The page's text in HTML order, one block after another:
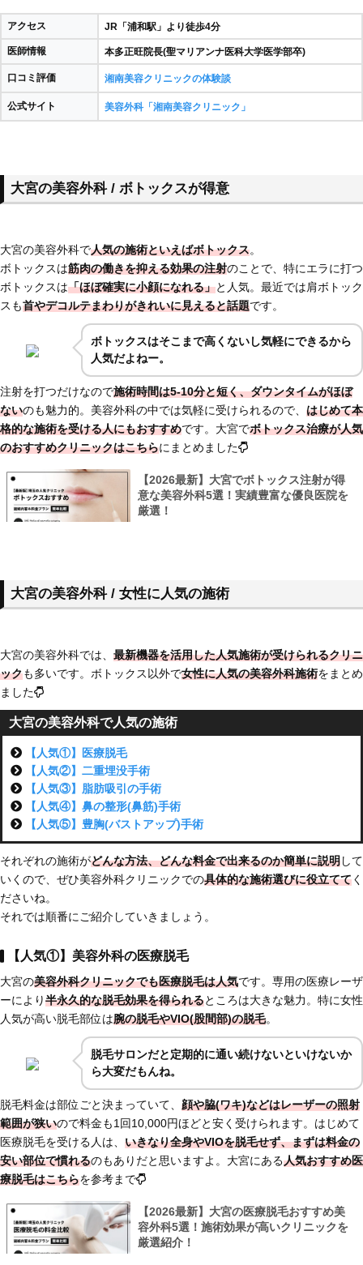
アクセス JR「浦和駅」より徒歩4分
医師情報 本多正旺院長(聖マリアンナ医科大学医学部卒)
口コミ評価 湘南美容クリニックの体験談
公式サイト 美容外科「湘南美容クリニック」
大宮の美容外科 / ボトックスが得意
大宮の美容外科で人気の施術といえばボトックス。
ボトックスは筋肉の働きを抑える効果の注射のことで、特にエラに打つ
ボトックスは「ほぼ確実に小顔になれる」と人気。最近では肩ボトック
スも首やデコルテまわりがきれいに見えると話題です。
ボトックスはそこまで高くないし気軽にできるから
人気だよねー。
注射を打つだけなので施術時間は5-10分と短く、ダウンタイムがほぼ
ないのも魅力的。美容外科の中では気軽に受けられるので、 はじめて本
格的な施術を受ける人にもおすすめです。大宮でボトックス治療が人気
のおすすめクリニックはこちらにまとめました
【2026最新】大宮でボトックス注射が得
意な美容外科5選！実績豊富な優良医院を
厳選！
大宮の美容外科 / 女性に人気の施術
大宮の美容外科では、 最新機器を活用した人気施術が受けられるクリニ
ックも多いです。ボトックス以外で女性に人気の美容外科施術をまとめ
ました
大宮の美容外科で人気の施術
【人気①】医療脱毛
【人気②】二重埋没手術
【人気③】脂肪吸引の手術
【人気④】鼻の整形(鼻筋)手術
【人気⑤】豊胸(バストアップ)手術
それぞれの施術がどんな方法、どんな料金で出来るのか簡単に説明して
いくので、ぜひ美容外科クリニックでの具体的な施術選びに役立ててく
ださいね。
それでは順番にご紹介していきましょう。
【人気①】美容外科の医療脱毛
大宮の美容外科クリニックでも医療脱毛は人気です。専用の医療レーザ
ーにより半永久的な脱毛効果を得られるところは大きな魅力。特に女性
人気が高い脱毛部位は腕の脱毛やVIO(股間部)の脱毛。
脱毛サロンだと定期的に通い続けないといけないか
ら大変だもんね。
脱毛料金は部位ごと決まっていて、 顔や脇(ワキ)などはレーザーの照射
範囲が狭いので料金も1回10,000円ほどと安く受けられます。はじめて
医療脱毛を受ける人は、 いきなり全身やVIOを脱毛せず、まずは料金の
安い部位で慣れるのもありだと思いますよ。大宮にある人気おすすめ医
療脱毛はこちらを参考まで
【2026最新】大宮の医療脱毛おすすめ美
容外科5選！施術効果が高いクリニックを
厳選紹介！